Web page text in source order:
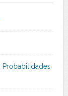
Probabilidades